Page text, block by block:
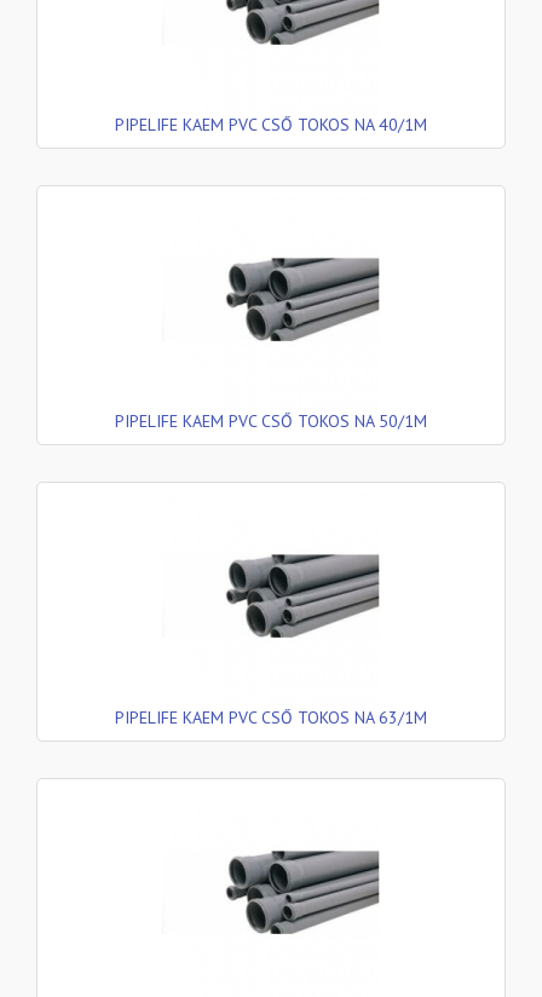
PIPELIFE KAEM PVC CSŐ TOKOS NA 40/1M
PIPELIFE KAEM PVC CSŐ TOKOS NA 50/1M
PIPELIFE KAEM PVC CSŐ TOKOS NA 63/1M